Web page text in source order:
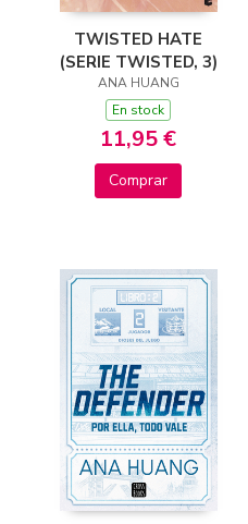
TWISTED HATE
(SERIE TWISTED, 3)
ANA HUANG
En stock
11,95 €
Comprar